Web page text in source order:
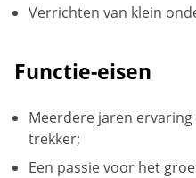
Verrichten van klein
Functie-eisen
Meerdere jaren
trekker;
Een passie voor het